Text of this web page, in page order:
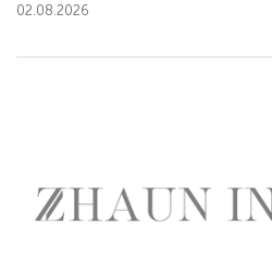
02.08.2026